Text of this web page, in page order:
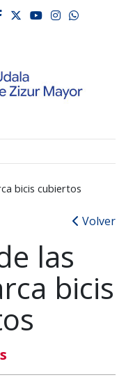
de
facebook
twitter
youtube
bicis cubiertos
Volver
las
bicis